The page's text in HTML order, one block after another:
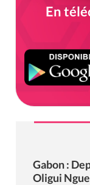
En
Gabon :
Oligui